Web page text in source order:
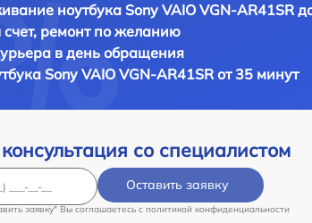
ноутбука Sony VAIO VGN-AR41SR
ремонт по желанию
в день обращения
Sony VAIO VGN-AR41SR от 35 минут
со специалистом
Оставить заявку
заявку" Вы соглашаетесь c политикой конфиденциальности